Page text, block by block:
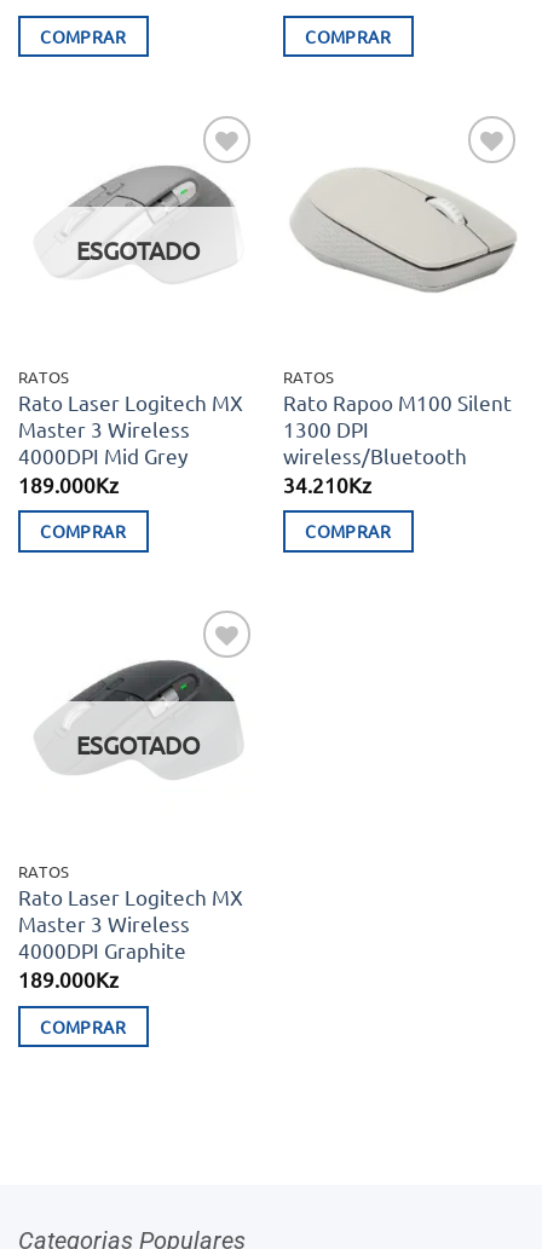
COMPRAR COMPRAR
Adicionar
aos meus
ESGOTADO
RATOS
Rato Laser Logitech MX
Master 3 Wireless
4000DPI Mid Grey
189.000Kz
COMPRAR
Adicionar
aos meus
desejos
RATOS
Rato Rapoo M100 Silent
1300 DPI
wireless/Bluetooth
34.210Kz
COMPRAR
Adicionar
aos meus
ESGOTADO
RATOS
Rato Laser Logitech MX
Master 3 Wireless
4000DPI Graphite
189.000Kz
COMPRAR
Categorias Populares